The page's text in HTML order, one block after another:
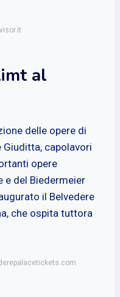
al
delle opere di
Giuditta, capolavori
opere
del Biedermeier
il Belvedere
che ospita tuttora